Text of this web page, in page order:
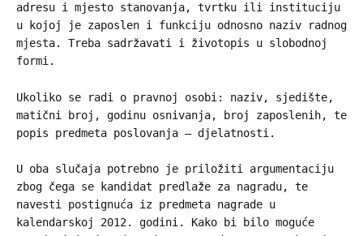
adresu i mjesto stanovanja, tvrtku ili instituciju
u kojoj je zaposlen i funkciju odnosno naziv radnog
mjesta. Treba sadržavati i životopis u slobodnoj
formi.
Ukoliko se radi o pravnoj osobi: naziv, sjedište,
matični broj, godinu osnivanja, broj zaposlenih, te
popis predmeta poslovanja – djelatnosti.
U oba slučaja potrebno je priložiti argumentaciju
zbog čega se kandidat predlaže za nagradu, te
navesti postignuća iz predmeta nagrade u
kalendarskoj 2012. godini. Kako bi bilo moguće